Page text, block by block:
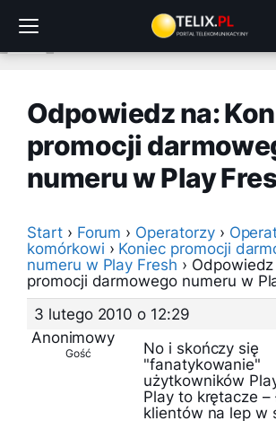
treści
Odpowiedz na:
promocji
numeru w Play
Start › Forum › Operatorzy ›
komórkowi › Koniec promocji
numeru w Play Fresh ›
promocji darmowego numeru w
3 lutego 2010 o 12:29
Anonimowy
Gość
No i skończy się
"fanatykowanie"
użytkowników
Play to krętacze –
klientów na lep w